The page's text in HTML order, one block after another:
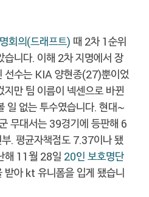
회의(드래프트) 때 2차 1순위
습니다. 이해 2차 지명에서 장
선수는 KIA 양현종(27)뿐이었
만 팀 이름이 넥센으로 바뀐
일 없는 투수였습니다. 현대~
무대서는 39경기에 등판해 6
. 평균자책점도 7.37이나 됐
해 11월 28일 20인 보호명단
받아 kt 유니폼을 입게 됐습니